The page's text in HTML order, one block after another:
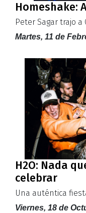
Homeshake:
Peter Sagar trajo
Martes, 11 de
H2O: Nada
celebrar
Una auténtica
Viernes, 18 de